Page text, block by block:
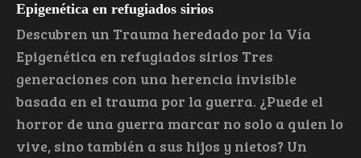
Epigenética en refugiados sirios
Descubren un Trauma heredado por la Vía
Epigenética en refugiados sirios Tres
generaciones con una herencia invisible
basada en el trauma por la guerra. ¿Puede el
horror de una guerra marcar no solo a quien lo
vive, sino también a sus hijos y nietos? Un